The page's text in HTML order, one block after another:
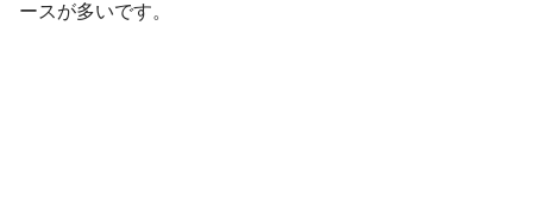
ースが多いです。